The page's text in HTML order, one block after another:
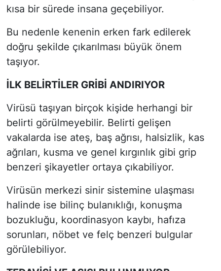
kısa bir sürede insana geçebiliyor.
Bu nedenle kenenin erken fark edilerek
doğru şekilde çıkarılması büyük önem
taşıyor.
İLK BELİRTİLER GRİBİ ANDIRIYOR
Virüsü taşıyan birçok kişide herhangi bir
belirti görülmeyebilir. Belirti gelişen
vakalarda ise ateş, baş ağrısı, halsizlik, kas
ağrıları, kusma ve genel kırgınlık gibi grip
benzeri şikayetler ortaya çıkabiliyor.
Virüsün merkezi sinir sistemine ulaşması
halinde ise bilinç bulanıklığı, konuşma
bozukluğu, koordinasyon kaybı, hafıza
sorunları, nöbet ve felç benzeri bulgular
görülebiliyor.